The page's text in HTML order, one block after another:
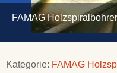
FAMAG
Kategorie: FAMAG